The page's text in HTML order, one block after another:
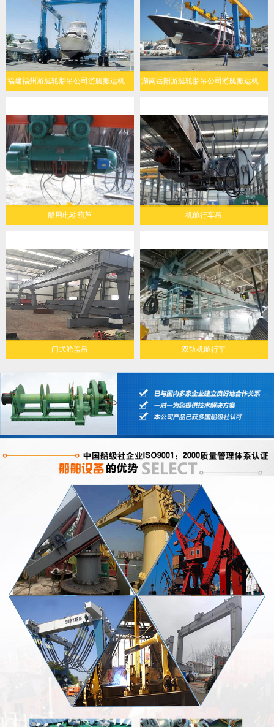
福建福州游艇轮胎吊公司游艇搬运机定制化设计 湖南岳阳游艇轮胎吊公司游艇搬运机经济环保
船用电动葫芦 机舱行车吊
门式舱盖吊 双轨机舱行车